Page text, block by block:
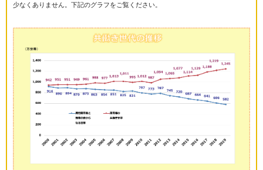
少なくありません。下記のグラフをご覧ください。